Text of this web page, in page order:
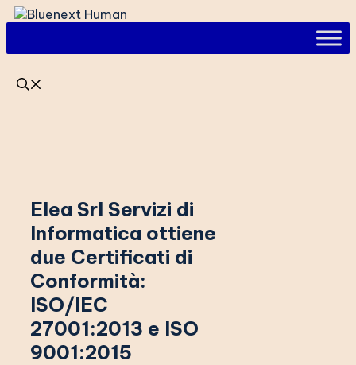
Vai
Elea Srl Servizi di
Informatica ottiene
due Certificati di
Conformità:
ISO/IEC
27001:2013 e ISO
9001:2015